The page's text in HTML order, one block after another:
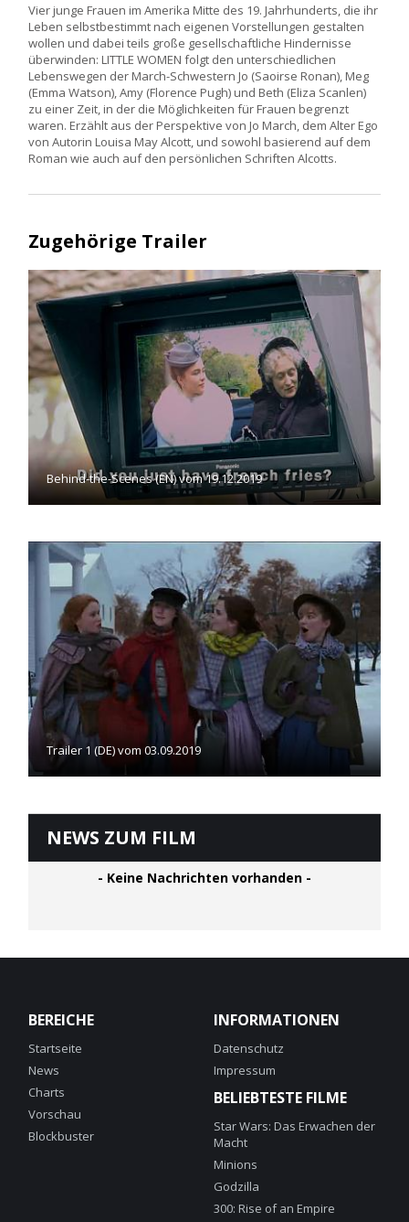
Vier junge Frauen im Amerika Mitte des 19. Jahrhunderts, die ihr
Leben selbstbestimmt nach eigenen Vorstellungen gestalten
wollen und dabei teils große gesellschaftliche Hindernisse
überwinden: LITTLE WOMEN folgt den unterschiedlichen
Lebenswegen der March-Schwestern Jo (Saoirse Ronan), Meg
(Emma Watson), Amy (Florence Pugh) und Beth (Eliza Scanlen)
zu einer Zeit, in der die Möglichkeiten für Frauen begrenzt
waren. Erzählt aus der Perspektive von Jo March, dem Alter Ego
von Autorin Louisa May Alcott, und sowohl basierend auf dem
Roman wie auch auf den persönlichen Schriften Alcotts.
Zugehörige Trailer
Behind-the-Scenes (EN) vom 19.12.2019
Trailer 1 (DE) vom 03.09.2019
NEWS ZUM FILM
- Keine Nachrichten vorhanden -
BEREICHE
Startseite
News
Charts
Vorschau
Blockbuster
INFORMATIONEN
Datenschutz
Impressum
BELIEBTESTE FILME
Star Wars: Das Erwachen der
Macht
Minions
Godzilla
300: Rise of an Empire